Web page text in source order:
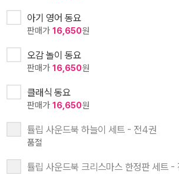
아기 영어 동요
판매가 16,650원
오감 놀이 동요
판매가 16,650원
클래식 동요
판매가 16,650원
튤립 사운드북 하늘이 세트 - 전4권
품절
튤립 사운드북 크리스마스 한정판 세트 -